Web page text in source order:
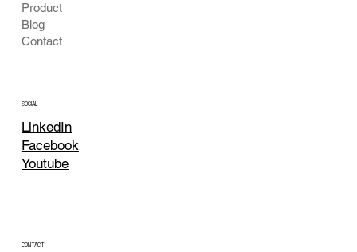
Product
Blog
Contact
SOCIAL
LinkedIn
Facebook
Youtube
CONTACT